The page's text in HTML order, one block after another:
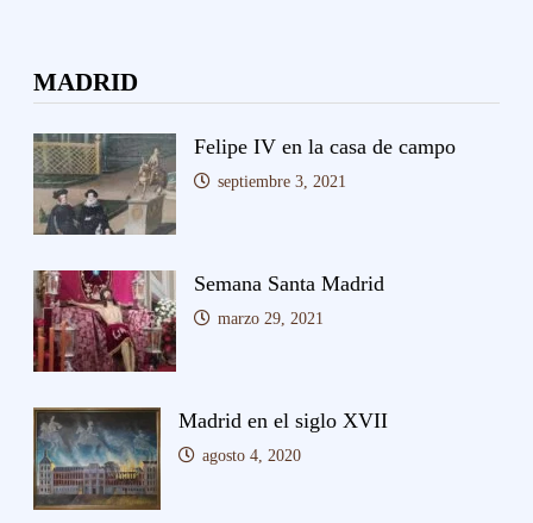
MADRID
Felipe IV en la casa de campo
septiembre 3, 2021
Semana Santa Madrid
marzo 29, 2021
Madrid en el siglo XVII
agosto 4, 2020